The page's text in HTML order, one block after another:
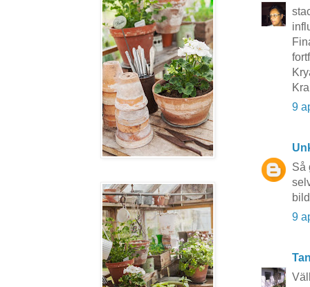
9
Så
9